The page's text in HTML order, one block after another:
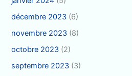
décembre 2023 (6)
novembre 2023 (8)
octobre 2023 (2)
septembre 2023 (3)